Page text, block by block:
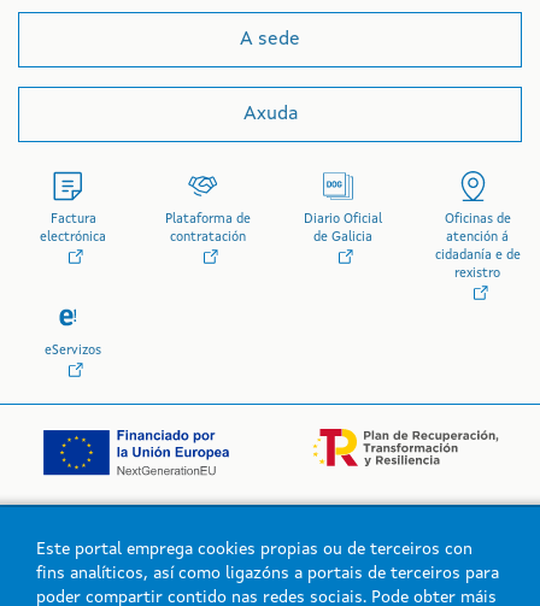
A sede
Axuda
Factura
electrónica
Plataforma de
contratación
Diario Oficial
de Galicia
Oficinas de
atención á
cidadanía e de
rexistro
eServizos
Logo da Xunta de Galicia
Este portal emprega cookies propias ou de terceiros con
fins analíticos, así como ligazóns a portais de terceiros para
poder compartir contido nas redes sociais. Pode obter máis